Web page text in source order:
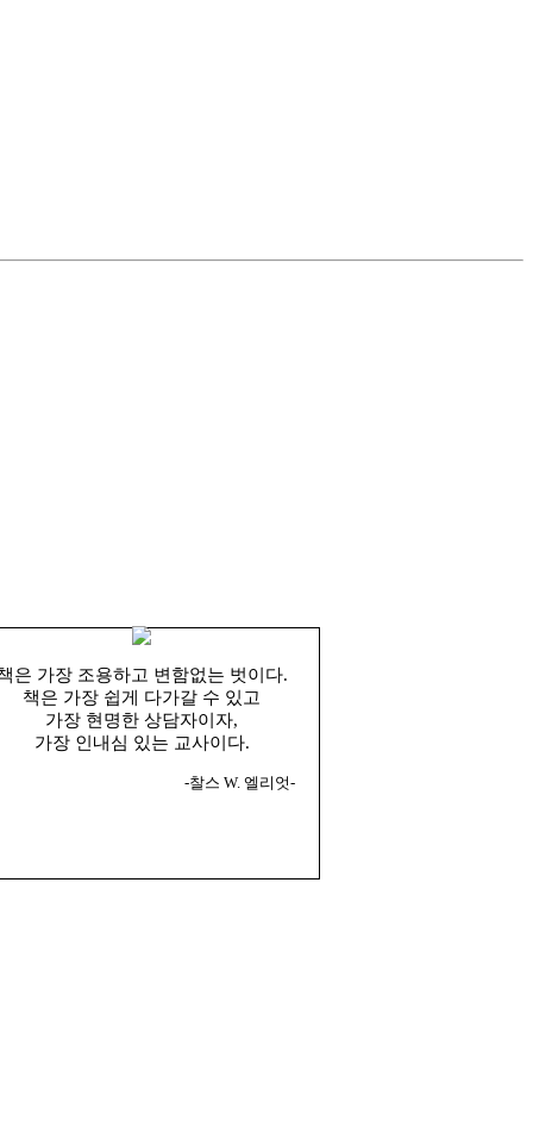
은 가장 조용하고 변함없는 벗이다.
책은 가장 쉽게 다가갈 수 있고
가장 현명한 상담자이자,
가장 인내심 있는 교사이다.
-찰스 W. 엘리엇-